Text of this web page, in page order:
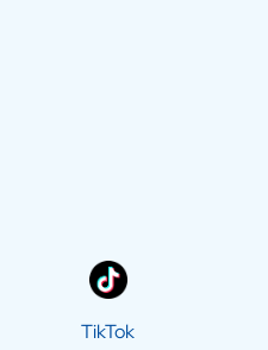
TikTok